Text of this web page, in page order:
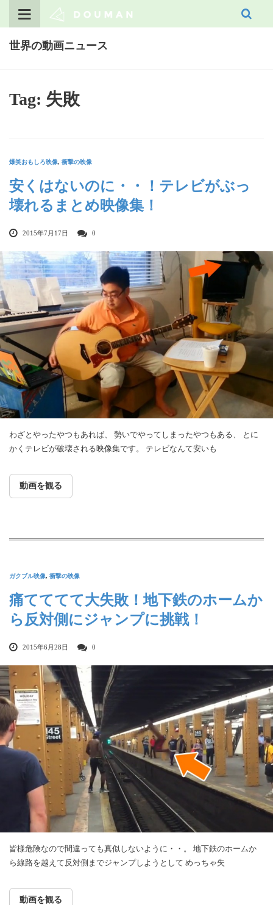
世界の動画ニュース
Tag: 失敗
爆笑おもしろ映像, 衝撃の映像
安くはないのに・・！テレビがぶっ
壊れるまとめ映像集！
2015年7月17日 0
わざとやったやつもあれば、 勢いでやってしまったやつもある、 とに
かくテレビが破壊される映像集です。 テレビなんて安いも
動画を観る
ガクブル映像, 衝撃の映像
痛てててて大失敗！地下鉄のホームか
ら反対側にジャンプに挑戦！
2015年6月28日 0
皆様危険なので間違っても真似しないように・・。 地下鉄のホームか
ら線路を越えて反対側までジャンプしようとして めっちゃ失
動画を観る